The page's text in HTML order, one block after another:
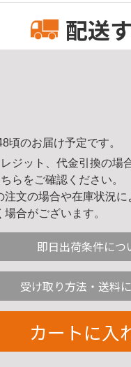
配送
頃のお届け予定です。
ジット、代金引換の場
ら をご確認ください。
文の場合や在庫状況に
合がございます。
即日出荷条件につ
受け取り方法・送料
カートに入